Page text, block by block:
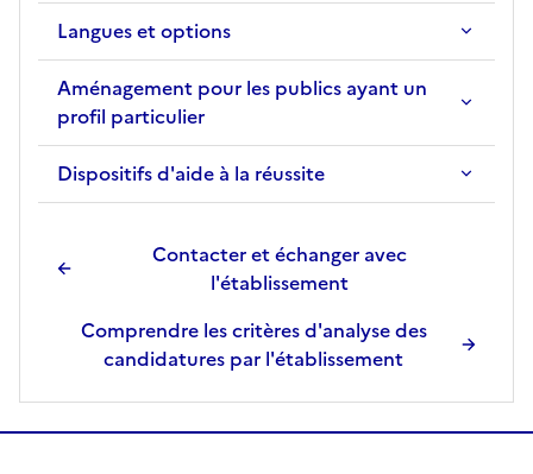
Langues et options
Aménagement pour les publics ayant un
profil particulier
Dispositifs d'aide à la réussite
Contacter et échanger avec
l'établissement
Comprendre les critères d'analyse des
candidatures par l'établissement